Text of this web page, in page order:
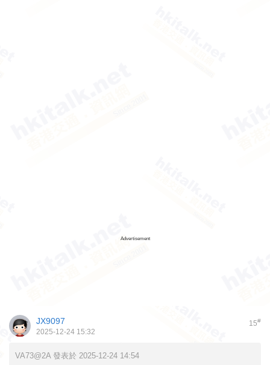
Advertisement
15#
JX9097
2025-12-24 15:32
VA73@2A 發表於 2025-12-24 14:54